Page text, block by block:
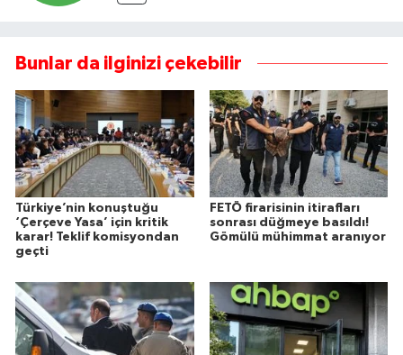
Bunlar da ilginizi çekebilir
Türkiye’nin konuştuğu
‘Çerçeve Yasa’ için kritik
karar! Teklif komisyondan
geçti
FETÖ firarisinin itirafları
sonrası düğmeye basıldı!
Gömülü mühimmat aranıyor